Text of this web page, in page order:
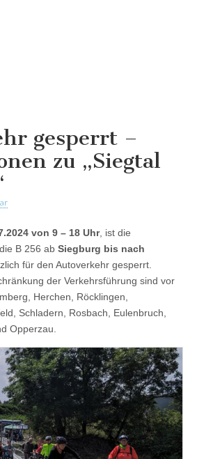
gesperrt –
zu „Siegtal
von 9 – 18 Uhr, ist die
B 256 ab Siegburg bis nach
für den Autoverkehr gesperrt.
der Verkehrsführung sind vor
Herchen, Röcklingen,
Schladern, Rosbach, Eulenbruch,
Opperzau.